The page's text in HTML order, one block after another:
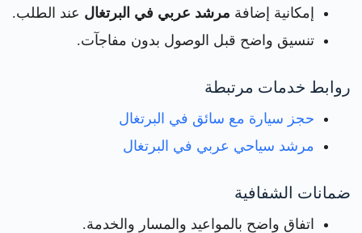
إمكانية إضافة مرشد عربي في البرتغال عند الطلب.
تنسيق واضح قبل الوصول بدون مفاجآت.
روابط خدمات مرتبطة
حجز سيارة مع سائق في البرتغال
مرشد سياحي عربي في البرتغال
ضمانات الشفافية
اتفاق واضح بالمواعيد والمسار والخدمة.